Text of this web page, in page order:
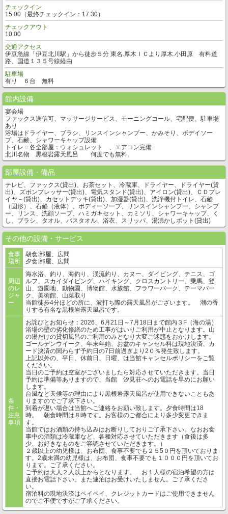
チェックイン
15:00（最終チェックイン：17:30）
チェックアウト
10:00
交通アクセス
伊豆急線「伊豆北川駅」から徒歩５分 東名.厚木ＩＣより厚木.小田原 有料道
路、国道１３５号線経由
駐車場
有り ６台 無料
館内設備
宴会場
ファックス送信可、マッサージサービス、モーニングコール、宅配便、駐車場
あり
浴場はドライヤー、ブラシ、リンスインシャンプー、かみそり、ボデイソー
プ、石鹸、シャワーキャップ設備
トイレ＝各全部屋：ウォシュレット 、エアコン完備
北川名物 黒根岩露天風呂 何度でも無料。
部屋設備・備品
テレビ、ファックス(貸出)、お茶セット、冷蔵庫、ドライヤー、ドライヤー(貸
出)、ズボンプレッサー(貸出)、電気スタンド(貸出)、アイロン(貸出)、ＣＤプレ
イヤ－(貸出)、カセットデッキ(貸出)、加湿器(貸出)、洗浄機付トイレ、石鹸
（固形）、石鹸（液体）、ボディーソープ、リンスインシャンプー、シャンプ
ー、リンス、洗顔ソープ、ハミガキセット、カミソリ、シャワーキャップ、く
し、ブラシ、タオル、バスタオル、浴衣、スリッパ、湯沸かしポット(貸出)
その他の設備・サービス
食事
場所
朝食:部屋、広間
夕食:部屋、広間
周辺
のレ
ジャ
ー
海水浴、釣り、海釣り、渓流釣り、カヌー、ダイビング、テニス、ゴ
ルフ、スカイダイビング、ハイキング、クロスカントリー、乗馬、登
山、遊園地、動物園、博物館、水族館、フラワーパーク、テーマパー
ク、美術館、山菜取り
当館徒歩4分ほどの所に、波打ち際の露天風呂がございます。 潮の香
りする有名な黒根岩露天風呂です。
条
件・
注意
事項
お詫びとお知らせ：2026、6月21日～7月18日まで館内３F（海の湯）
浴場の壁の劣化修繕のため工事がはいりご利用が中止となります。山
の湯だけの貸切風呂のご利用のみとなり大変ご迷惑をおかけします。
ゴールデンウイーク、年末年始、お盆のキャンセル料は現地決済、カ
ード決済の関わらず予約日の7日前過ぎより2０％発生致します。
上記以外の、平日、休前日、日曜、は当館キャンセルポリシーをご覧
ください。
当日のご予約は空室がございましたら対応させていただきます。当日
予約は準備等ありますので、当館 汐見荘へのお電話を早めにお願い
します。
台風など天候等の理由により黒根岩露天風呂が使用できないこともあ
りますのでご了承下さい。
到着が遅い場合は当館へご連絡をお願い致します。夕食時間は18
時。 朝食時間は８時です。お客様のご都合により多少変更できま
す。
当館ではお酒類の持ち込みはお断りしておりご了承下さい。なおお食
事中の酒類は冷蔵庫など、各種対応させていただきます（食後は多
少、お好きなものをご容認させていただきます。）
２歳以上の幼児様は、お布団、食事不要でも２５5０円を頂いておりま
す。2歳未満の幼児様は、お布団、食事不要でも１０００円を頂いてお
ります。ご了承ください。
ご予約は大人２人以上からとなります。 お１人様の宿泊希望の方は
直接お電話下さい。また連泊はお受けいたしません。ご了承くださ
い。
宿泊料の現地決済はペイペイ、クレジットカードはご使用できません
のでご不便ですがご了承ください。